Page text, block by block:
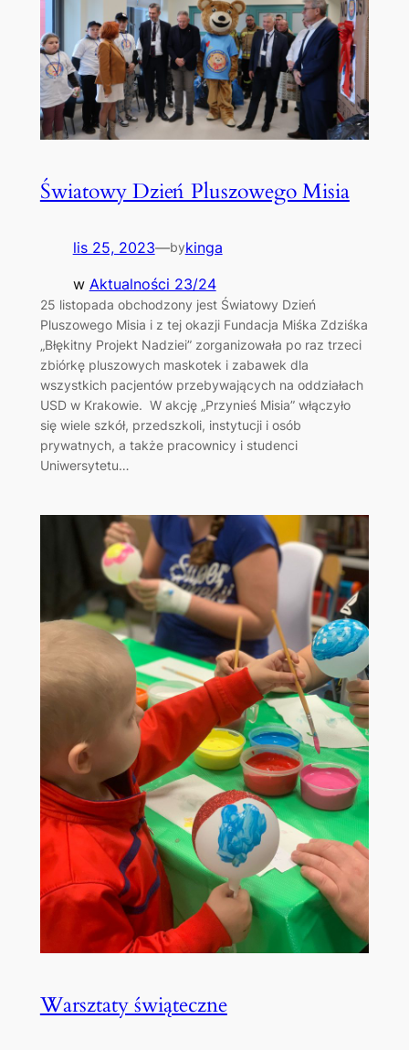
Światowy Dzień Pluszowego Misia
lis 25, 2023—bykinga
w Aktualności 23/24
25 listopada obchodzony jest Światowy Dzień
Pluszowego Misia i z tej okazji Fundacja Miśka Zdziśka
„Błękitny Projekt Nadziei” zorganizowała po raz trzeci
zbiórkę pluszowych maskotek i zabawek dla
wszystkich pacjentów przebywających na oddziałach
USD w Krakowie. W akcję „Przynieś Misia” włączyło
się wiele szkół, przedszkoli, instytucji i osób
prywatnych, a także pracownicy i studenci
Uniwersytetu…
Warsztaty świąteczne